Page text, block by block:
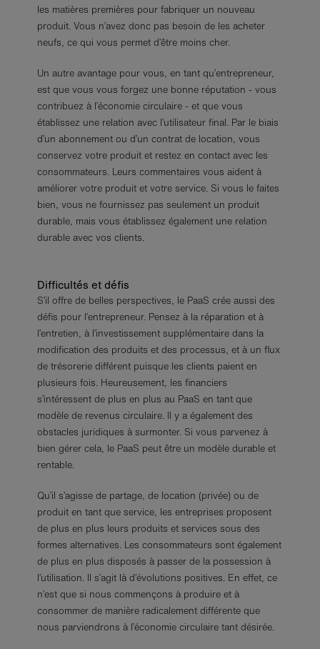
les matières premières pour fabriquer un nouveau
produit. Vous n’avez donc pas besoin de les acheter
neufs, ce qui vous permet d’être moins cher.
Un autre avantage pour vous, en tant qu’entrepreneur,
est que vous vous forgez une bonne réputation - vous
contribuez à l’économie circulaire - et que vous
établissez une relation avec l’utilisateur final. Par le biais
d’un abonnement ou d’un contrat de location, vous
conservez votre produit et restez en contact avec les
consommateurs. Leurs commentaires vous aident à
améliorer votre produit et votre service. Si vous le faites
bien, vous ne fournissez pas seulement un produit
durable, mais vous établissez également une relation
durable avec vos clients.
Difficultés et défis
S’il offre de belles perspectives, le PaaS crée aussi des
défis pour l’entrepreneur. Pensez à la réparation et à
l’entretien, à l’investissement supplémentaire dans la
modification des produits et des processus, et à un flux
de trésorerie différent puisque les clients paient en
plusieurs fois. Heureusement, les financiers
s’intéressent de plus en plus au PaaS en tant que
modèle de revenus circulaire. Il y a également des
obstacles juridiques à surmonter. Si vous parvenez à
bien gérer cela, le PaaS peut être un modèle durable et
rentable.
Qu’il s’agisse de partage, de location (privée) ou de
produit en tant que service, les entreprises proposent
de plus en plus leurs produits et services sous des
formes alternatives. Les consommateurs sont également
de plus en plus disposés à passer de la possession à
l’utilisation. Il s’agit là d’évolutions positives. En effet, ce
n’est que si nous commençons à produire et à
consommer de manière radicalement différente que
nous parviendrons à l’économie circulaire tant désirée.